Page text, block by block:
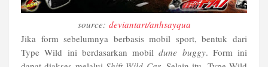
source: deviantart/anhsayqua
Jika form sebelumnya berbasis mobil sport, bentuk dari
Type Wild ini berdasarkan mobildune buggy. Form ini